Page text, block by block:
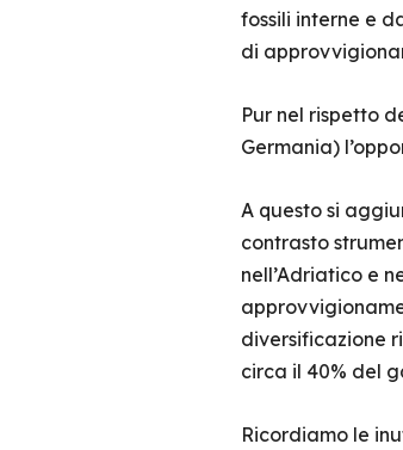
fossili interne e
di
Pur nel rispetto
Germania)
A questo si
contrasto
nell’Adriatico e
diversificazione
circa il 40% del
Ricordiamo le